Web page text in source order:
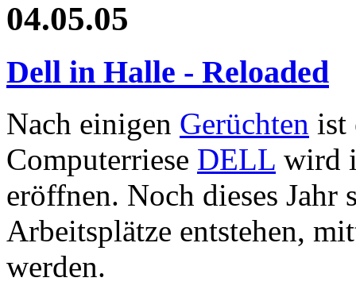
04.05.05
Dell in Halle - Reloaded
Nach einigen Gerüchten ist
Computerriese DELL wird
eröffnen. Noch dieses Jahr
Arbeitsplätze entstehen,
werden.